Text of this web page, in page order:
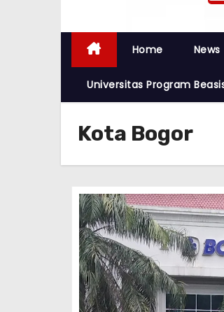
Home News
Universitas Program
Kota Bogor